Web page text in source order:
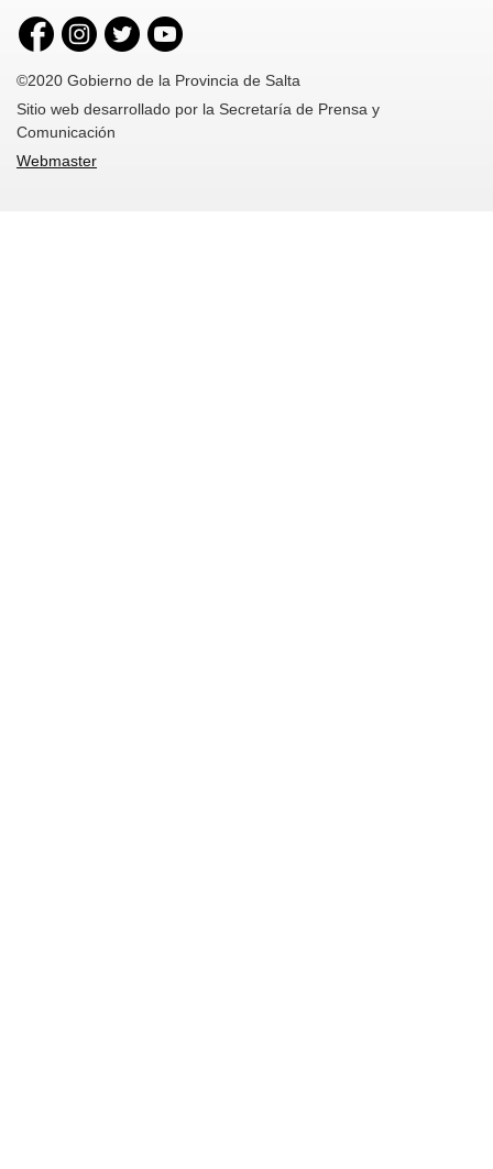
©2020 Gobierno de la Provincia de Salta
Sitio web desarrollado por la Secretaría de Prensa y
Comunicación
Webmaster